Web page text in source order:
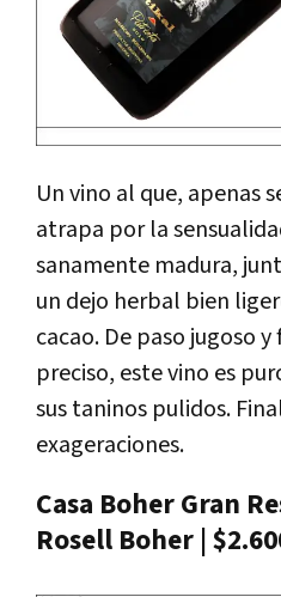
Un vino al que, apenas
atrapa por la
sanamente madura,
un dejo herbal bien
cacao. De paso jugoso
preciso, este vino es
sus taninos pulidos.
exageraciones.
Casa Boher Gran
Rosell Boher |